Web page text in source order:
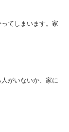
てしまいます。家
がいないか、家に